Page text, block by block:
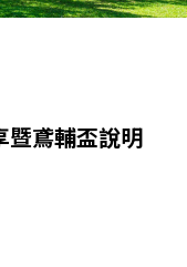
暨鳶輔盃說明